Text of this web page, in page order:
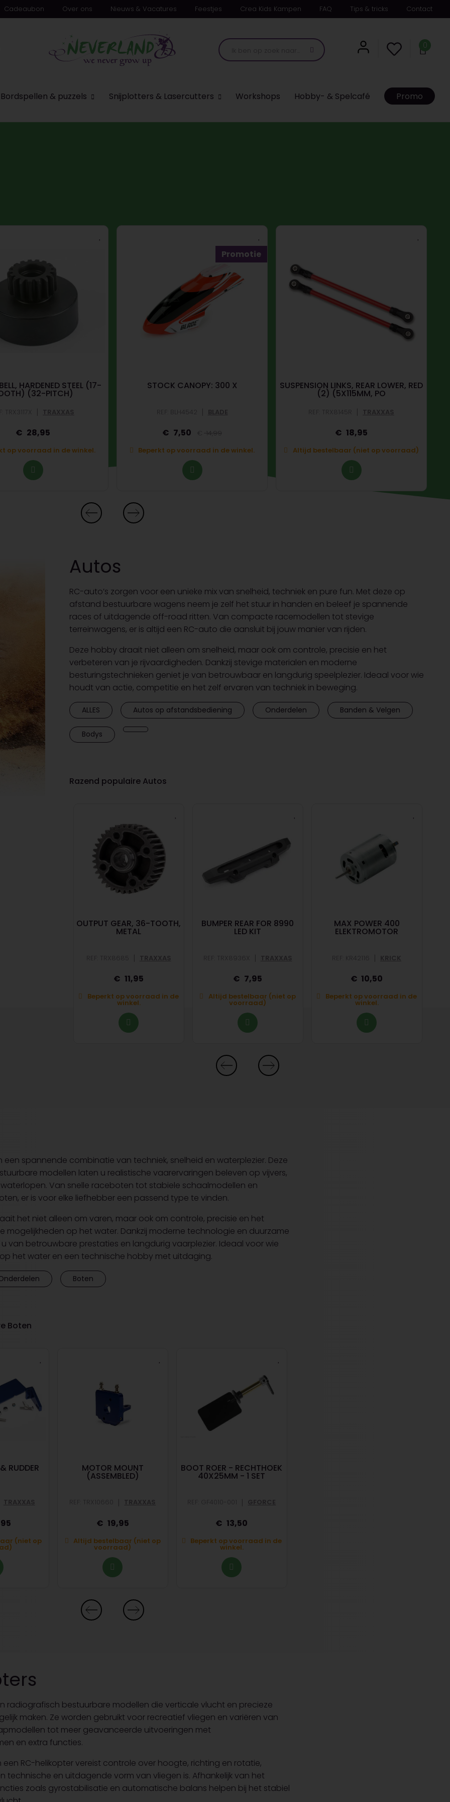
Cadeaubon Over ons Nieuws & Vacatures Feestjes Crea Kids Kampen FAQ Tips & tricks Contact
0
Bordspellen & puzzels Snijplotters & Lasercutters Workshops Hobby- & Spelcafé Promo
HARDENED STEEL (17-
(32-PITCH)
TRX3117X | TRAXXAS
28,95
op voorraad in de winkel.
Promotie
STOCK CANOPY: 300 X
REF: BLH4542 | BLADE
7,50
14,99
Beperkt op voorraad in de winkel.
SUSPENSION LINKS, REAR LOWER, RED
(2) (5X115MM, PO
REF: TRX8145R | TRAXXAS
18,95
Altijd bestelbaar (niet op voorraad)
Autos
RC-auto’s zorgen voor een unieke mix van snelheid, techniek en pure fun. Met deze op
afstand bestuurbare wagens neem je zelf het stuur in handen en beleef je spannende
races of uitdagende off-road ritten. Van compacte racemodellen tot stevige
terreinwagens, er is altijd een RC-auto die aansluit bij jouw manier van rijden.
Deze hobby draait niet alleen om snelheid, maar ook om controle, precisie en het
verbeteren van je rijvaardigheden. Dankzij stevige materialen en moderne
besturingstechnieken geniet je van betrouwbaar en langdurig speelplezier. Ideaal voor wie
houdt van actie, competitie en het zelf ervaren van techniek in beweging.
ALLES Autos op afstandsbediening Onderdelen Banden & Velgen
Bodys
Razend populaire Autos
OUTPUT GEAR, 36-TOOTH,
METAL
REF: TRX8685 | TRAXXAS
11,95
Beperkt op voorraad in de
winkel.
BUMPER REAR FOR 8990
LED KIT
REF: TRX8936X | TRAXXAS
7,95
Altijd bestelbaar (niet op
voorraad)
MAX POWER 400
ELEKTROMOTOR
REF: KR42116 | KRICK
10,50
Beperkt op voorraad in de
winkel.
een spannende combinatie van techniek, snelheid en waterplezier. Deze
modellen laten u realistische vaarervaringen beleven op vijvers,
Van snelle raceboten tot stabiele schaalmodellen en
er is voor elke liefhebber een passend type te vinden.
het niet alleen om varen, maar ook om controle, precisie en het
mogelijkheden op het water. Dankzij moderne technologie en duurzame
van betrouwbare prestaties en langdurig vaarplezier. Ideaal voor wie
het water en een technische hobby met uitdaging.
Boten
Boten
RUDDER
TRAXXAS
(niet op
MOTOR MOUNT
(ASSEMBLED)
REF: TRX10660 | TRAXXAS
19,95
Altijd bestelbaar (niet op
voorraad)
BOOT ROER - RECHTHOEK
40X25MM - 1 SET
REF: GF4010-001 | GFORCE
13,50
Beperkt op voorraad in de
winkel.
radiografisch bestuurbare modellen die verticale vlucht en precieze
maken. Ze worden gebruikt voor recreatief vliegen en variëren van
tot meer geavanceerde uitvoeringen met
en extra functies.
een RC-helikopter vereist controle over hoogte, richting en rotatie,
technische en uitdagende vorm van vliegen is. Afhankelijk van het
zoals gyrostabilisatie en automatische balans helpen bij het stabiel